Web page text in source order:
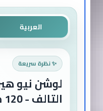
العربية
✨ نظرة سريعة
لوشن نيو
التالف - 120 مل